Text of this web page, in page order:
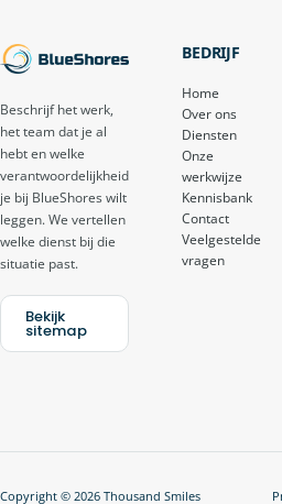
Beschrijf het werk,
het team dat je al
hebt en welke
verantwoordelijkheid
je bij BlueShores wilt
leggen. We vertellen
welke dienst bij die
situatie past.
Bekijk
sitemap
BEDRIJF
Home
Over ons
Diensten
Onze
werkwijze
Kennisbank
Contact
Veelgestelde
vragen
Copyright © 2026 Thousand Smiles